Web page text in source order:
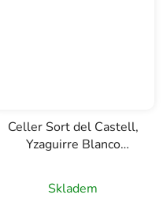
Celler Sort del Castell,
Yzaguirre Blanco
Skladem